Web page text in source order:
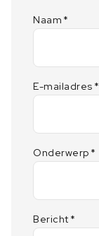
Naam *
E-mailadres *
Onderwerp *
Bericht *